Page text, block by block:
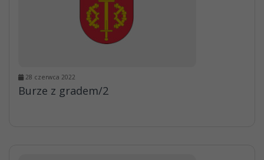
28 czerwca 2022
Burze z gradem/2